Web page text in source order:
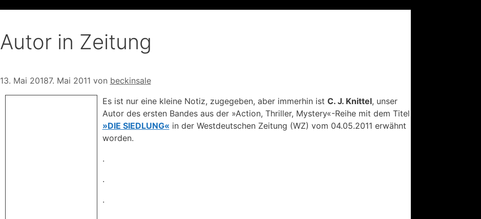
Autor in Zeitung
13. Mai 20187. Mai 2011 von beckinsale
Es ist nur eine kleine Notiz, zugegeben, aber immerhin ist C. J. Knittel, unser
Autor des ersten Bandes aus der »Action, Thriller, Mystery«-Reihe mit dem Titel
»DIE SIEDLUNG« in der Westdeutschen Zeitung (WZ) vom 04.05.2011 erwähnt
worden.
.
.
.